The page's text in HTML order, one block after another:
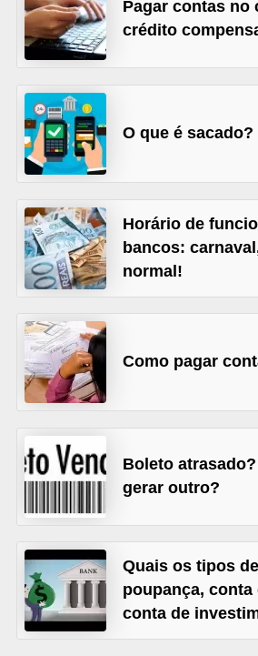
Pagar contas no
crédito
O que é
Horário de
bancos:
normal!
Como pagar
Boleto
gerar outro?
Quais os tipos
poupança, conta
conta de
ç
õ
s
f
i
a
n
c
e
i
r
a
s
C
â
b
i
o
C